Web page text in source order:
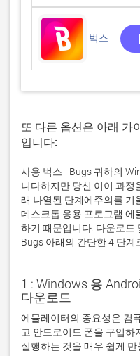
벅스
또 다른 옵션은 아래 가
입니다:
사용 벅스 - Bugs 귀하의
니다하지만 당신 이이 과정
래 나열된 단계에주의를 기
데스크톱 응용 프로그램
하기 때문입니다. 다운로드
Bugs 아래의 간단한 4 단계
1 : Windows 용
다운로드
에뮬레이터의 중요성은 컴
고 안드로이드 폰을 구입하
실행하는 것을 매우 쉽게